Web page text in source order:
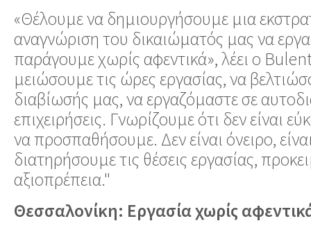
«Θέλουμε να δημιουργήσουμε μια
αναγνώριση του δικαιώματός μας να
παράγουμε χωρίς αφεντικά», λέει ο
μειώσουμε τις ώρες εργασίας, να
διαβίωσής μας, να εργαζόμαστε σε
επιχειρήσεις. Γνωρίζουμε ότι δεν είναι
να προσπαθήσουμε. Δεν είναι όνειρο,
διατηρήσουμε τις θέσεις εργασίας,
αξιοπρέπεια."
Θεσσαλονίκη: Εργασία χωρίς